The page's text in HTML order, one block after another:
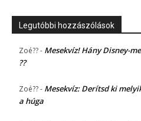
Legutóbbi hozzászólások
Zoé??- Mesekvíz! Hány Disney-
??
Zoé??- Mesekvíz: Derítsd ki
a húga